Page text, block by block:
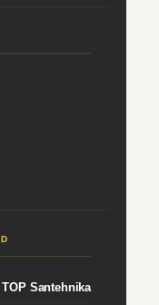
Santehnika